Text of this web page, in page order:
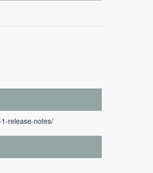
release-notes/